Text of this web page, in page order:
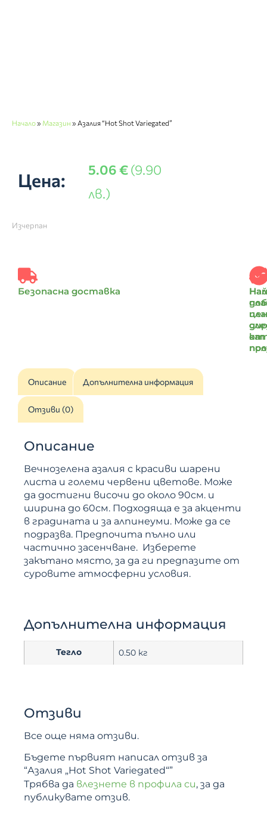
Начало» Магазин » Азалия “Hot Shot Variegated”
Цена: 5.06€(9.90
лв.)
Изчерпан
Безопасна доставка
от
Описание Допълнителна информация
Отзиви (0)
Описание
Вечнозелена азалия с красиви шарени
листа и големи червени цветове. Може
да достигни височи до около 90см. и
ширина до 60см. Подходяща е за акценти
в градината и за алпинеуми. Може да се
подразва. Предпочита пълно или
частично засенчване. Изберете
закътано място, за да ги предпазите от
суровите атмосферни условия.
Допълнителна информация
Тегло 0.50 кг
Отзиви
Все още няма отзиви.
Бъдете първият написал отзив за
“Азалия „Hot Shot Variegated“”
Трябва да влезнете в профила си, за да
публикувате отзив.